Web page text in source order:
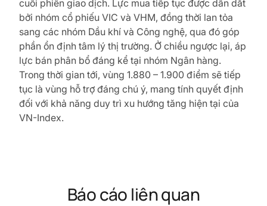
cuối phiên giao dịch. Lực mua tiếp tục được dẫn dắt
bởi nhóm cổ phiếu VIC và VHM, đồng thời lan tỏa
sang các nhóm Dầu khí và Công nghệ, qua đó góp
phần ổn định tâm lý thị trường. Ở chiều ngược lại, áp
lực bán phân bổ đáng kể tại nhóm Ngân hàng.
Trong thời gian tới, vùng 1.880 – 1.900 điểm sẽ tiếp
tục là vùng hỗ trợ đáng chú ý, mang tính quyết định
đối với khả năng duy trì xu hướng tăng hiện tại của
VN-Index.
Báo cáo liên quan